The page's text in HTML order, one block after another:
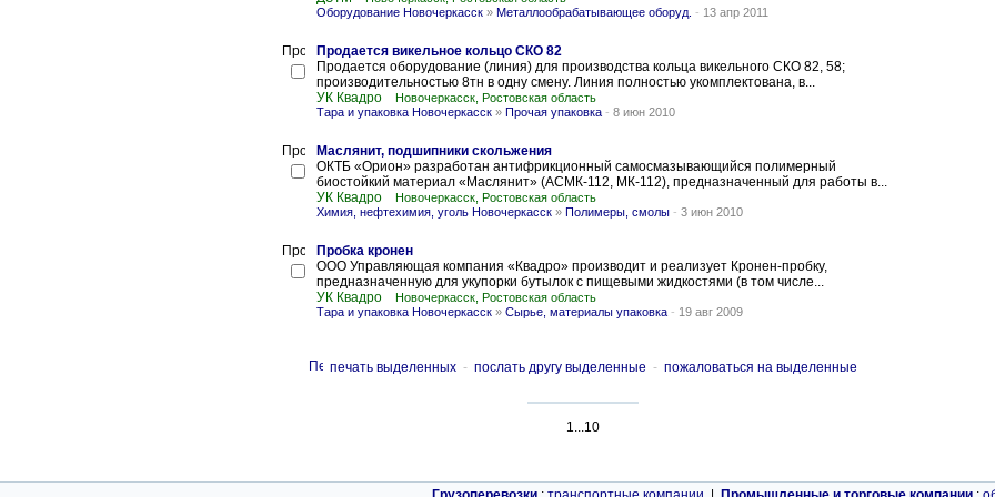
Оборудование Новочеркасск » Металлообрабатывающее оборуд. - 13 апр 2011
Продается викельное кольцо СКО 82
Продается оборудование (линия) для производства кольца викельного СКО 82, 58;
производительностью 8тн в одну смену. Линия полностью укомплектована, в...
УК Квадро
Новочеркасск, Ростовская область
Тара и упаковка Новочеркасск » Прочая упаковка - 8 июн 2010
Маслянит, подшипники скольжения
ОКТБ «Орион» разработан антифрикционный самосмазывающийся полимерный
биостойкий материал «Маслянит» (АСМК-112, МК-112), предназначенный для работы в...
УК Квадро
Новочеркасск, Ростовская область
Химия, нефтехимия, уголь Новочеркасск » Полимеры, смолы - 3 июн 2010
Пробка кронен
ООО Управляющая компания «Квадро» производит и реализует Кронен-пробку,
предназначенную для укупорки бутылок с пищевыми жидкостями (в том числе...
УК Квадро
Новочеркасск, Ростовская область
Тара и упаковка Новочеркасск » Сырье, материалы упаковка - 19 авг 2009
печать выделенных - послать другу выделенные - пожаловаться на выделенные
1...10